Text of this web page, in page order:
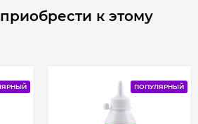
к этому
ПОПУЛЯРНЫЙ